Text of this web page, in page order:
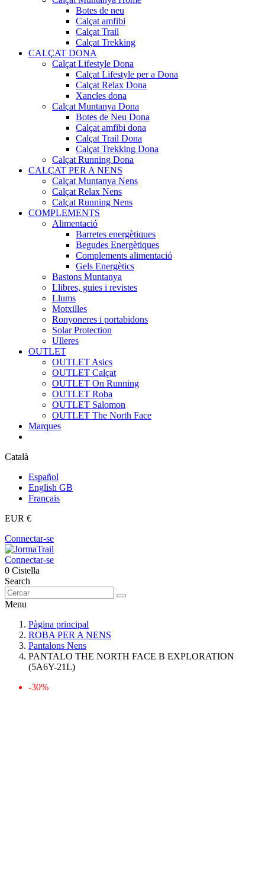
Botes de neu
Calçat amfibi
Calçat Trail
Calçat Trekking
CALÇAT DONA
Calçat Lifestyle Dona
Calçat Lifestyle per a Dona
Calçat Relax Dona
Xancles dona
Calçat Muntanya Dona
Botes de Neu Dona
Calçat amfibi dona
Calçat Trail Dona
Calçat Trekking Dona
Calçat Running Dona
CALÇAT PER A NENS
Calçat Muntanya Nens
Calçat Relax Nens
Calçat Running Nens
COMPLEMENTS
Alimentació
Barretes energètiques
Begudes Energètiques
Complements alimentació
Gels Energètics
Bastons Muntanya
Llibres, guies i revistes
Llums
Motxilles
Ronyoneres i portabidons
Solar Protection
Ulleres
OUTLET
OUTLET Asics
OUTLET Calçat
OUTLET On Running
OUTLET Roba
OUTLET Salomon
OUTLET The North Face
Marques
Català
Español
English GB
Français
EUR €
Connectar-se
Connectar-se
0 Cistella
Search
Menu
Pàgina principal
ROBA PER A NENS
Pantalons Nens
PANTALO THE NORTH FACE B EXPLORATION
(5A6Y-21L)
-30%